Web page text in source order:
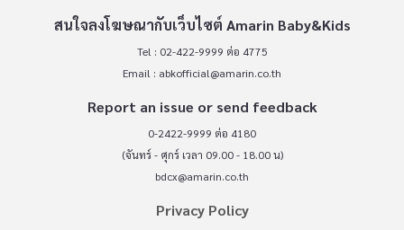
สนใจลงโฆษณากับเว็บไซต์ Amarin Baby&Kids
Tel : 02-422-9999 ต่อ 4775
Email : abkofficial@amarin.co.th
Report an issue or send feedback
0-2422-9999 ต่อ 4180
(จันทร์ - ศุกร์ เวลา 09.00 - 18.00 น)
bdcx@amarin.co.th
Privacy Policy